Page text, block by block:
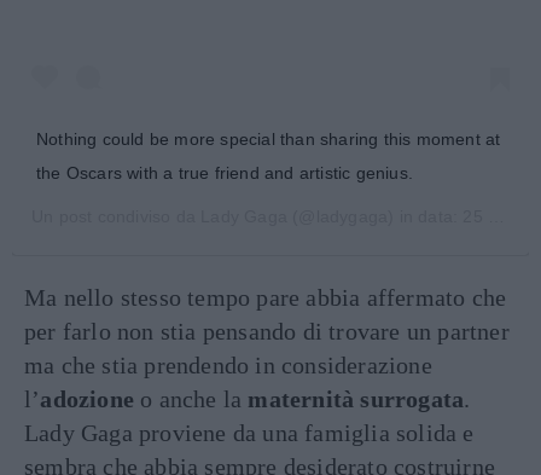
Nothing could be more special than sharing this moment at
the Oscars with a true friend and artistic genius.
Ma nello stesso tempo pare abbia affermato che
per farlo non stia pensando di trovare un partner
ma che stia prendendo in considerazione
l’adozione o anche la maternità surrogata.
Lady Gaga proviene da una famiglia solida e
sembra che abbia sempre desiderato costruirne